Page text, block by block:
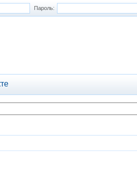
Пароль: